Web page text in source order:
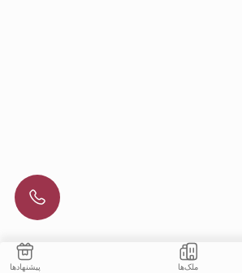
ملک‌ها پیشنهادها